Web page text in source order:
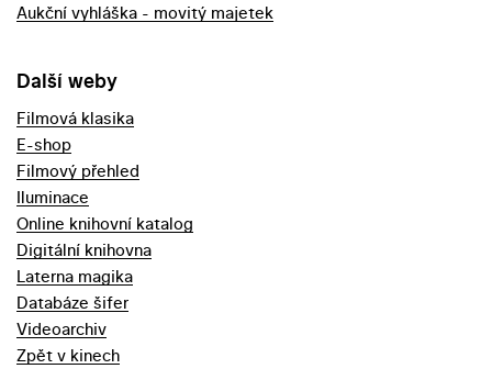
Aukční vyhláška - movitý majetek
Další weby
Filmová klasika
E-shop
Filmový přehled
Iluminace
Online knihovní katalog
Digitální knihovna
Laterna magika
Databáze šifer
Videoarchiv
Zpět v kinech